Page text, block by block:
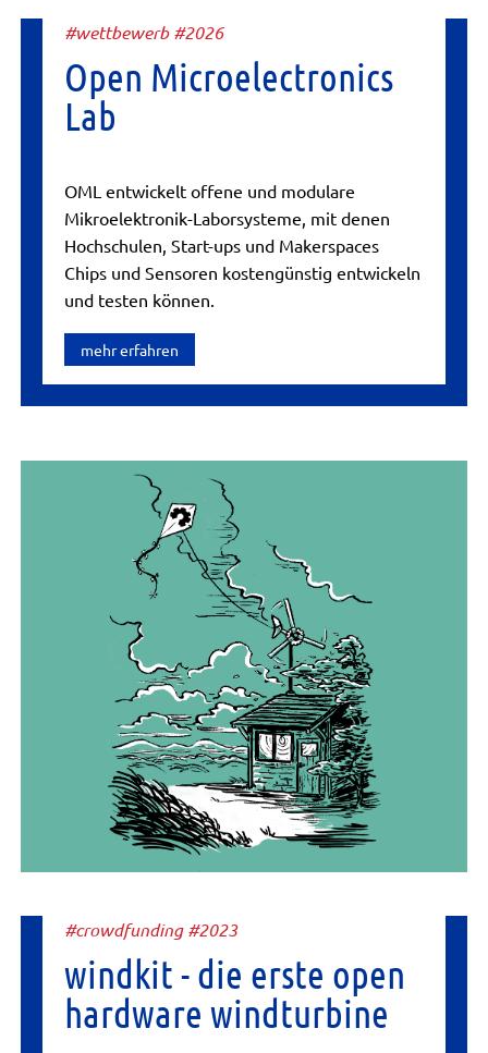
#wettbewerb #2026
Open Microelectronics
Lab
OML entwickelt offene und modulare
Mikroelektronik-Laborsysteme, mit denen
Hochschulen, Start-ups und Makerspaces
Chips und Sensoren kostengünstig entwickeln
und testen können.
mehr erfahren
#crowdfunding #2023
windkit - die erste open
hardware windturbine